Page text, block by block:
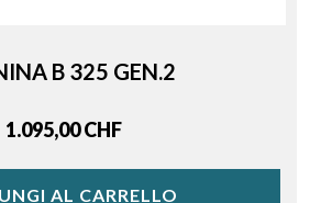
B 325 GEN.2
Price
1.095,00 CHF
AL CARRELLO